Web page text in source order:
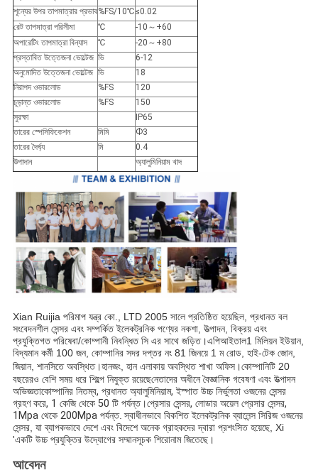
শূন্যের উপর তাপমাত্রার প্রভাব%FS/10℃≤0.02
রেট তাপমাত্রা পরিসীমা
℃
-10～+60
অপারেটিং তাপমাত্রা বিন্যাস
℃
-20～+80
প্রস্তাবিত উত্তেজনা ভোল্টেজ ভি
6-12
অনুমোদিত উত্তেজনা ভোল্টেজ ভি
18
নিরাপদ ওভারলোড
%FS
120
চূড়ান্ত ওভারলোড
%FS
150
সুরক্ষা
IP65
তারের স্পেসিফিকেশন
মিমি
Ф3
তারের দৈর্ঘ্য
মি
0.4
উপাদান
অ্যালুমিনিয়াম খাদ
Xian Ruijia পরিমাপ যন্ত্র কো., LTD 2005 সালে প্রতিষ্ঠিত হয়েছিল, প্রধানত বল
সংবেদনশীল সেন্সর এবং সম্পর্কিত ইলেকট্রনিক পণ্যের নকশা, উত্পাদন, বিক্রয় এবং
প্রযুক্তিগত পরিষেবা/কোম্পানী নিবন্ধিত সি এর সাথে জড়িত।এপিআইতাল1 মিলিয়ন ইউয়ান,
বিদ্যমান কর্মী 100 জন, কোম্পানির সদর দপ্তর নং 81 জিনয়ে 1 ম রোড, হাই-টেক জোন,
জিয়ান, শানসিতে অবস্থিত।হানজং, হান এলাকায় অবস্থিত শাখা অফিস।কোম্পানিটি 20
বছরেরও বেশি সময় ধরে শিল্পে নিযুক্ত রয়েছেনেতাদের অধীনে বৈজ্ঞানিক গবেষণা এবং উত্পাদন
অভিজ্ঞতাকোম্পানির নিতম্ব, প্রধানত অ্যালুমিনিয়াম, ইস্পাত উচ্চ নির্ভুলতা ওজনের সেন্সর
গ্রহণ করে, 1 কেজি থেকে 50 টি পর্যন্ত।প্রেসার সেন্সর, লোডার অয়েল প্রেসার সেন্সর,
1Mpa থেকে 200Mpa পর্যন্ত. স্বাধীনভাবে বিকশিত ইলেকট্রনিক ব্যালেন্স সিরিজ ওজনের
সেন্সর, যা ব্যাপকভাবে দেশে এবং বিদেশে অনেক গ্রাহকদের দ্বারা প্রশংসিত হয়েছে, Xi
'একটি উচ্চ প্রযুক্তির উদ্যোগের সম্মানসূচক শিরোনাম জিতেছে।
আবেদন